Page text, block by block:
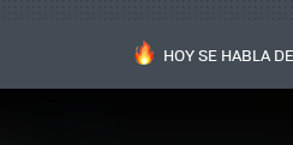
HOY SE HABLA DE